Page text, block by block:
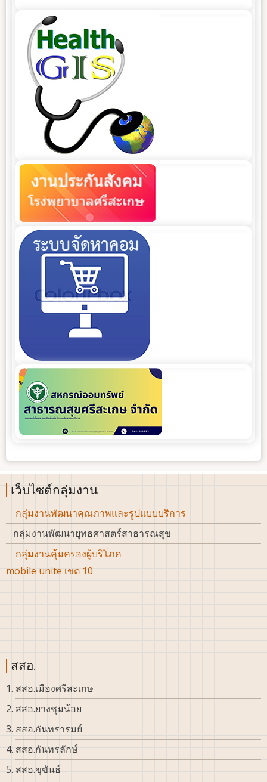
เว็บไซต์กลุ่มงาน
กลุ่มงานพัฒนาคุณภาพและรูปแบบบริการ
กลุ่มงานพัฒนายุทธศาสตร์สาธารณสุข
กลุ่มงานคุ้มครองผู้บริโภค
mobile unite เขต 10
สสอ.
สสอ.เมืองศรีสะเกษ
สสอ.ยางชุมน้อย
สสอ.กันทรารมย์
สสอ.กันทรลักษ์
สสอ.ขุขันธ์